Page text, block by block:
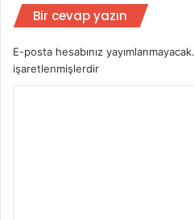
Bir cevap yazın
E-posta hesabınız yayımlanmayacak.
işaretlenmişlerdir